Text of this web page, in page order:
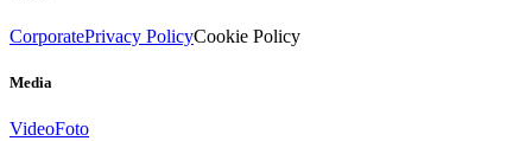
CorporatePrivacy PolicyCookie Policy
Media
VideoFoto